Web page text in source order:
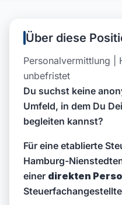
Über diese
Personalvermittlung |
unbefristet
Du suchst keine
Umfeld, in dem Du
begleiten kannst?
Für eine etablierte
Hamburg-
einer direkten